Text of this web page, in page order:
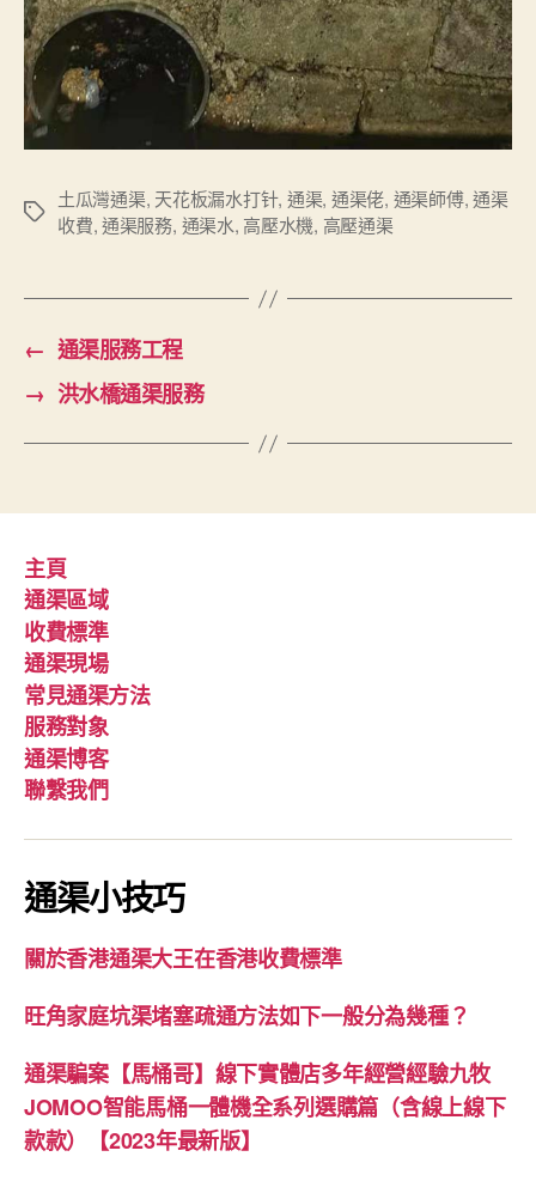
Tags
土瓜灣通渠, 天花板漏水打针, 通渠, 通渠佬, 通渠師傅,通渠
收費,通渠服務, 通渠水, 高壓水機, 高壓通渠
← 通渠服務工程
→ 洪水橋通渠服務
主頁
通渠區域
收費標準
通渠現場
常見通渠方法
服務對象
通渠博客
聯繫我們
通渠小技巧
關於香港通渠大王在香港收費標準
旺角家庭坑渠堵塞疏通方法如下一般分為幾種？
通渠騙案【馬桶哥】線下實體店多年經營經驗九牧
JOMOO智能馬桶一體機全系列選購篇（含線上線下
款款）【2023年最新版】